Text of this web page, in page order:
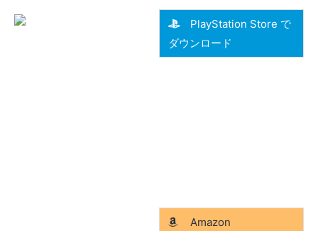
ゴ
リ
ー
PlayStation Store で
ダウンロード
Amazon